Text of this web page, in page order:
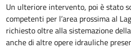
Un ulteriore intervento, poi è stato
competenti per l’area prossima al
richiesto oltre alla sistemazione
anche di altre opere idrauliche